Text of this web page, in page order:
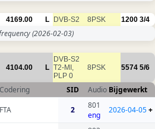
4169.00 L DVB-S2 8PSK 1200 3/4
(2026-02-03)
4104.00 L
DVB-S2
T2-MI,
PLP 0
8PSK 5574 5/6
Codering SID Audio Bijgewerkt
FTA 2
801
eng
2026-04-05+